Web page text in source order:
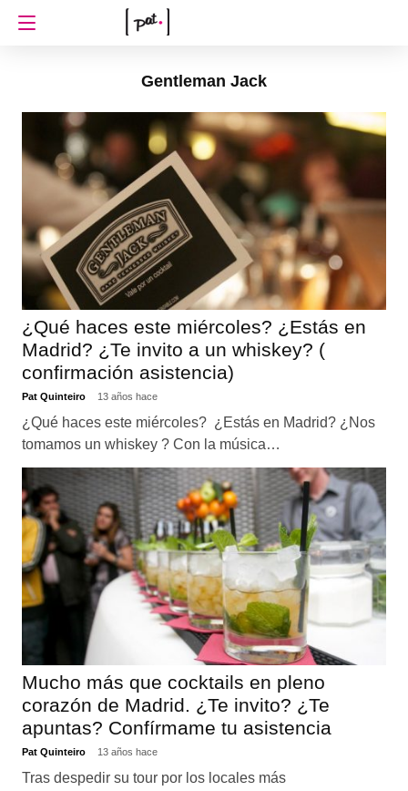
Gentleman Jack
¿Qué haces este miércoles? ¿Estás en
Madrid? ¿Te invito a un whiskey? (
confirmación asistencia)
Pat Quinteiro 13 años hace
¿Qué haces este miércoles? ¿Estás en Madrid? ¿Nos
tomamos un whiskey ? Con la música…
Mucho más que cocktails en pleno
corazón de Madrid. ¿Te invito? ¿Te
apuntas? Confírmame tu asistencia
Pat Quinteiro 13 años hace
Tras despedir su tour por los locales más